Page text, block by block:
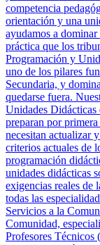
competencia
orientación y una
ayudamos a
práctica que los
Programación y
uno de los pilares
Secundaria, y
quedarse fuera.
Unidades Didácticas
preparan por
necesitan actualizar
criterios actuales de
programación
unidades didácticas
exigencias reales de
todas las
Servicios a la
Comunidad,
Profesores Técnicos